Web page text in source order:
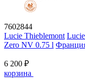
7602844
Lucie Thieblemont
Zero NV 0.75 l
6 200 ₽
корзина